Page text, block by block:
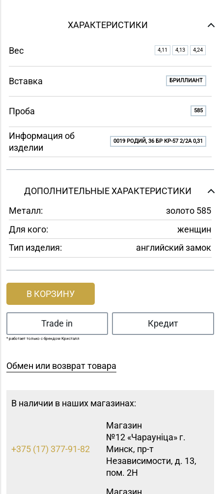
ХАРАКТЕРИСТИКИ
Вес 4,11 4,13 4,24
Вставка БРИЛЛИАНТ
Проба 585
Информация об
изделии
0019 РОДИЙ, 36 БР КР-57 2/2A 0,31
ДОПОЛНИТЕЛЬНЫЕ ХАРАКТЕРИСТИКИ
Металл:
золото 585
Для кого:
женщин
Тип изделия:
английский замок
В КОРЗИНУ
Trade in Кредит
* работает только с брендом Кристалл
Обмен или возврат товара
В наличии в наших магазинах:
+375 (17) 377-91-82
Магазин
№12 «Чараунiца» г.
Минск, пр-т
Независимости, д. 13,
пом. 2Н
Магазин